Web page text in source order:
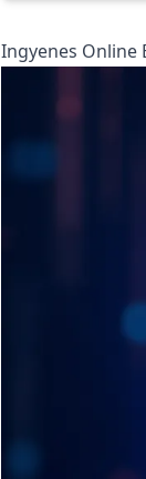
Ingyenes Online